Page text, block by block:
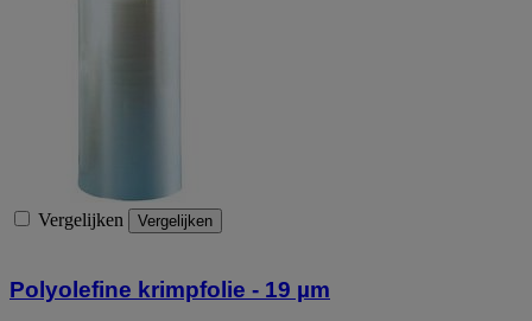
Vergelijken Vergelijken
Polyolefine krimpfolie - 19 µm